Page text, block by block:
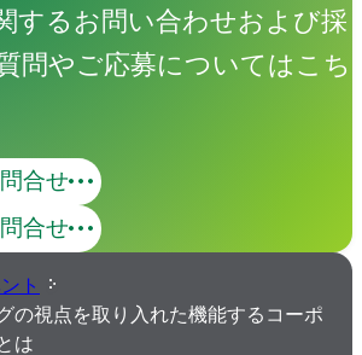
するお問い合わせおよび採
問やご応募についてはこち
合せ
合せ
ト
の視点を取り入れた機能するコーポ
は